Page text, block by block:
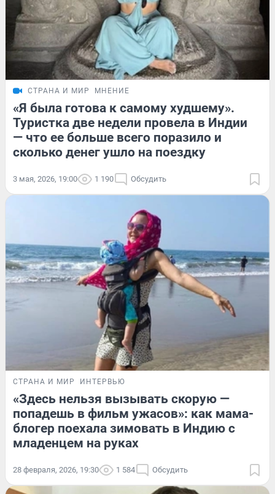
СТРАНА И МИР МНЕНИЕ
«Я была готова к самому худшему».
Туристка две недели провела в Индии
— что ее больше всего поразило и
сколько денег ушло на поездку
3 мая, 2026, 19:00 1 190 Обсудить
СТРАНА И МИР ИНТЕРВЬЮ
«Здесь нельзя вызывать скорую —
попадешь в фильм ужасов»: как мама-
блогер поехала зимовать в Индию с
младенцем на руках
28 февраля, 2026, 19:30 1 584 Обсудить